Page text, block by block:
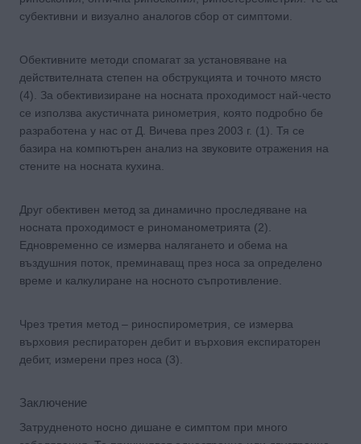
субективни и визуално аналогов сбор от симптоми.
Обективните методи спомагат за установяване на
действителната степен на обструкцията и точното място
(4). За обективизиране на носната проходимост най-често
се използва акустичната ринометрия, която подробно бе
разработена у нас от Д. Вичева през 2003 г. (1). Тя се
базира на компютърен анализ на звуковите отражения на
стените на носната кухина.
Друг обективен метод за динамично проследяване на
носната проходимост е риноманометрията (2).
Едновременно се измерва налягането и обема на
въздушния поток, преминаващ през носа за определено
време и калкулиране на носното съпротивление.
Чрез третия метод – риноспирометрия, се измерва
върховия респираторен дебит и върховия експираторен
дебит, измерени през носа (3).
Заключение
Затрудненото носно дишане е симптом при много